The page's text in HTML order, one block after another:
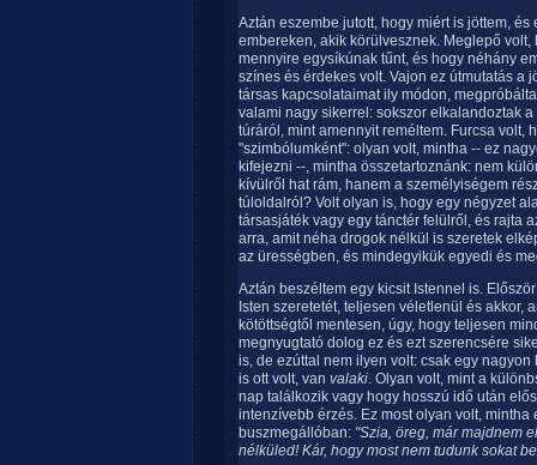
Aztán eszembe jutott, hogy miért is jöttem,
embereken, akik körülvesznek. Meglepő
mennyire egysíkúnak tűnt, és hogy néhány
színes és érdekes volt. Vajon ez útmutatás a
társas kapcsolataimat ily módon,
valami nagy sikerrel: sokszor elkalandoztak
túráról, mint amennyit reméltem. Furcsa volt,
"szimbólumként": olyan volt, mintha -- ez
kifejezni --, mintha összetartoznánk: nem
kívülről hat rám, hanem a személyiségem
túloldalról? Volt olyan is, hogy egy négyzet
társasjáték vagy egy tánctér felülről, és rajta
arra, amit néha drogok nélkül is szeretek
az ürességben, és mindegyikük egyedi és
Aztán beszéltem egy kicsit Istennel is.
Isten szeretetét, teljesen véletlenül és akkor,
kötöttségtől mentesen, úgy, hogy teljesen
megnyugtató dolog ez és ezt szerencsére
is, de ezúttal nem ilyen volt: csak egy
is ott volt, van valaki. Olyan volt, mint a
nap találkozik vagy hogy hosszú idő után
intenzívebb érzés. Ez most olyan volt,
buszmegállóban: "Szia, öreg, már majdnem
nélküled! Kár, hogy most nem tudunk sokat